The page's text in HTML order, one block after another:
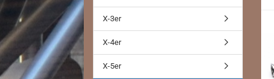
X-3er
X-4er
X-5er